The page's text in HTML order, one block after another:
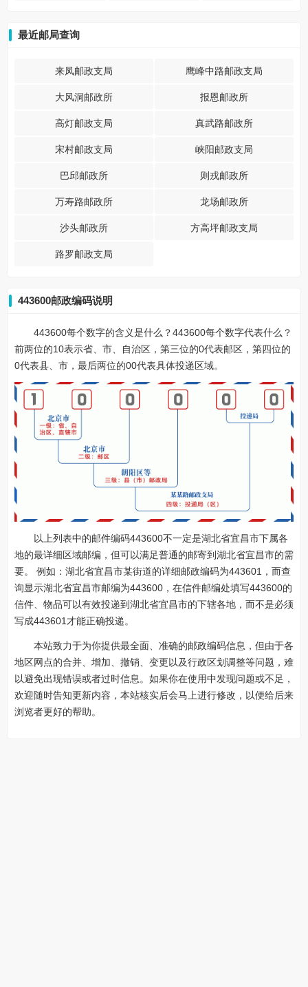
最近邮局查询
来凤邮政支局 鹰峰中路邮政支局
大风洞邮政所 报恩邮政所
高灯邮政支局 真武路邮政所
宋村邮政支局 峡阳邮政支局
巴邱邮政所 则戎邮政所
万寿路邮政所 龙场邮政所
沙头邮政所 方高坪邮政支局
路罗邮政支局
443600邮政编码说明
443600每个数字的含义是什么？443600每个数字代表什么？
前两位的10表示省、市、自治区，第三位的0代表邮区，第四位的
0代表县、市，最后两位的00代表具体投递区域。
以上列表中的邮件编码443600不一定是湖北省宜昌市下属各
地的最详细区域邮编，但可以满足普通的邮寄到湖北省宜昌市的需
要。 例如：湖北省宜昌市某街道的详细邮政编码为443601，而查
询显示湖北省宜昌市邮编为443600，在信件邮编处填写443600的
信件、物品可以有效投递到湖北省宜昌市的下辖各地，而不是必须
写成443601才能正确投递。
本站致力于为你提供最全面、准确的邮政编码信息，但由于各
地区网点的合并、增加、撤销、变更以及行政区划调整等问题，难
以避免出现错误或者过时信息。如果你在使用中发现问题或不足，
欢迎随时告知更新内容，本站核实后会马上进行修改，以便给后来
浏览者更好的帮助。